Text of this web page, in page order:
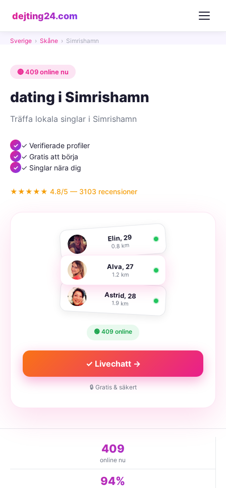
dejting24.com
Sverige › Skåne › Simrishamn
🔴 409 online nu
dating i Simrishamn
Träffa lokala singlar i Simrishamn
✓ Verifierade profiler
✓ Gratis att börja
✓ Singlar nära dig
★★★★★ 4.8/5 — 3103 recensioner
Elin, 29
0.8 km
Alva, 27
1.2 km
Astrid, 28
1.9 km
🟢 409 online
✓ Livechatt →
🔒 Gratis & säkert
409
online nu
94%